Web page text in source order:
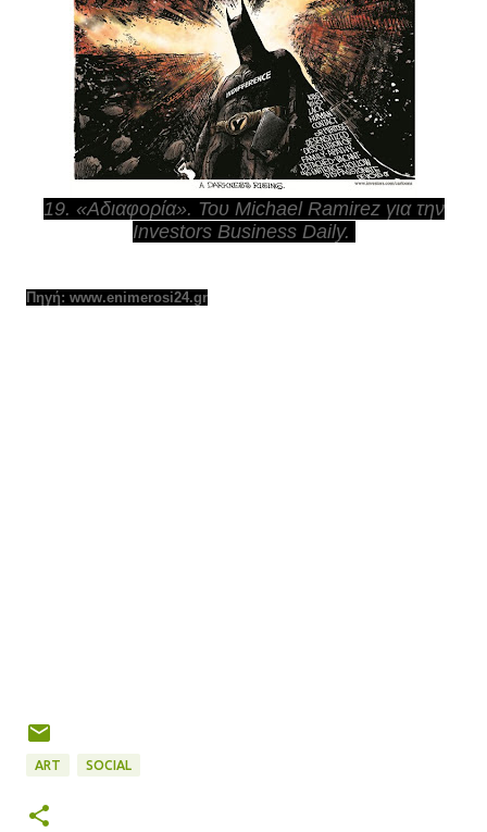
19. «Αδιαφορία». Του Michael Ramirez για την
Investors Business Daily.
Πηγή: www.enimerosi24.gr
ART SOCIAL